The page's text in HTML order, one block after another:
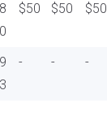
$50 $50 $50
- - -